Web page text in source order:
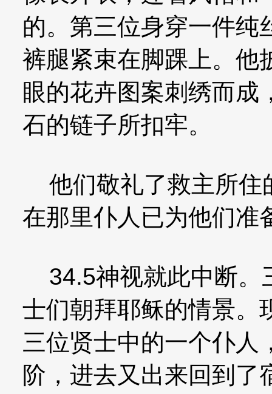
的。第三位身穿一件纯
裤腿紧束在脚踝上。他
眼的花卉图案刺绣而成
石的链子所扣牢。
他们敬礼了救主所住
在那里仆人已为他们准
34.5神视就此中断。
士们朝拜耶稣的情景。
三位贤士中的一个仆人
阶，进去又出来回到了